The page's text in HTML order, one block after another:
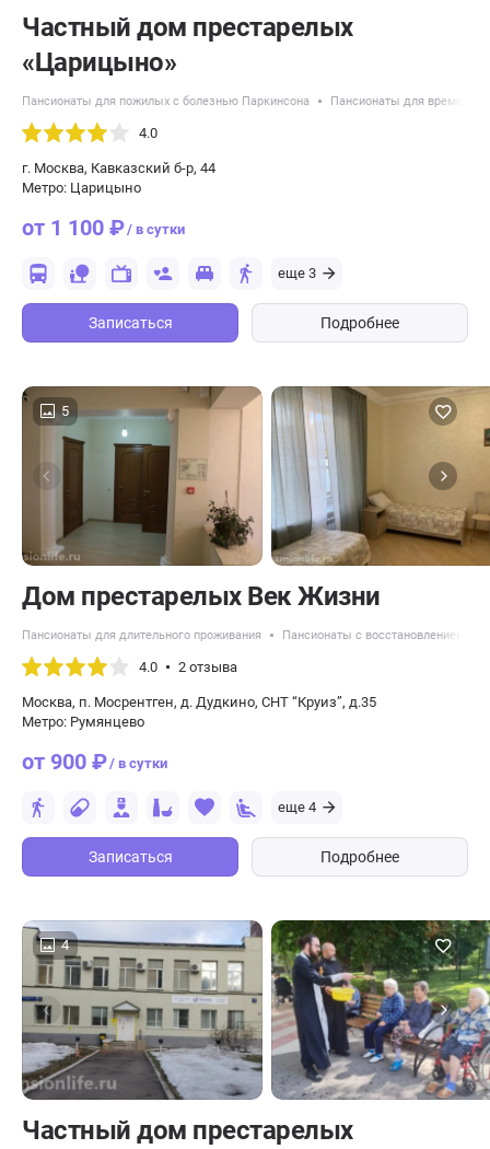
Частный дом престарелых
«Царицыно»
Пансионаты для пожилых с болезнью Паркинсона Пансионаты для
4.0
г. Москва, Кавказский б-р, 44
Метро: Царицыно
от 1 100 ₽/ в сутки
еще 3
Записаться Подробнее
5
Дом престарелых Век Жизни
Пансионаты для длительного проживания Пансионаты с восстановлением
4.0 2 отзыва
Москва, п. Мосрентген, д. Дудкино, СНТ “Круиз”, д.35
Метро: Румянцево
от 900 ₽/ в сутки
еще 4
Записаться Подробнее
4
Частный дом престарелых